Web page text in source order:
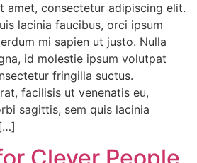
amet, consectetur adipiscing elit.
lacinia faucibus, orci ipsum
mi sapien ut justo. Nulla
id molestie ipsum volutpat
fringilla suctus.
facilisis ut venenatis eu,
sagittis, sem quis lacinia